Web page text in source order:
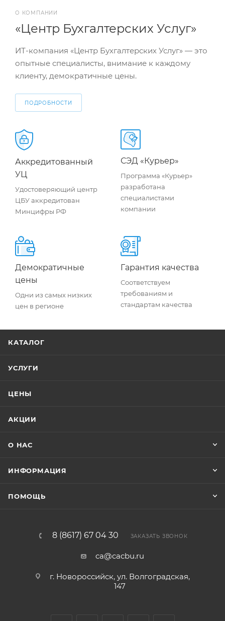
ИТ-компания «Центр Бухгалтерских Услуг» — это
опытные специалисты, внимание к каждому
клиенту, демократичные цены.
ПОДРОБНОСТИ
Аккредитованный
УЦ
Удостоверяющий центр
ЦБУ аккредитован
Минцифры РФ
СЭД «Курьер»
Программа «Курьер»
разработана
специалистами
компании
Демократичные
цены
Одни из самых низких
цен в регионе
Гарантия качества
Соответствуем
требованиям и
стандартам качества
О КОМПАНИИ
«Центр Бухгалтерских Услуг»
КАТАЛОГ
УСЛУГИ
ЦЕНЫ
АКЦИИ
О НАС
ИНФОРМАЦИЯ
ПОМОЩЬ
8 (8617) 67 04 30 ЗАКАЗАТЬ ЗВОНОК
ca@cacbu.ru
г. Новороссийск, ул. Волгоградская,
147